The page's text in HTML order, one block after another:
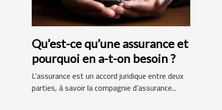
Qu’est-ce qu’une assurance et
pourquoi en a-t-on besoin ?
L’assurance est un accord juridique entre deux
parties, à savoir la compagnie d’assurance...